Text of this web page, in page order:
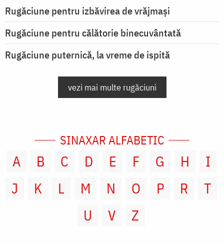
Rugăciune pentru izbăvirea de vrăjmași
Rugăciune pentru călătorie binecuvântată
Rugăciune puternică, la vreme de ispită
vezi mai multe rugăciuni
SINAXAR ALFABETIC
A B C D E F G H
I
J
K L M N O P R
T
U
V Z